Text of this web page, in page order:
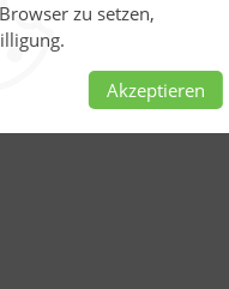
zu setzen,
Akzeptieren
unter: